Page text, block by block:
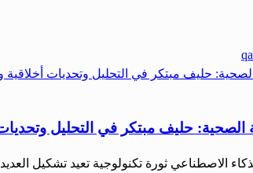
الصحية: حليف مبتكر في التحليل
الاصطناعي ثورة تكنولوجية تعيد تشكيل